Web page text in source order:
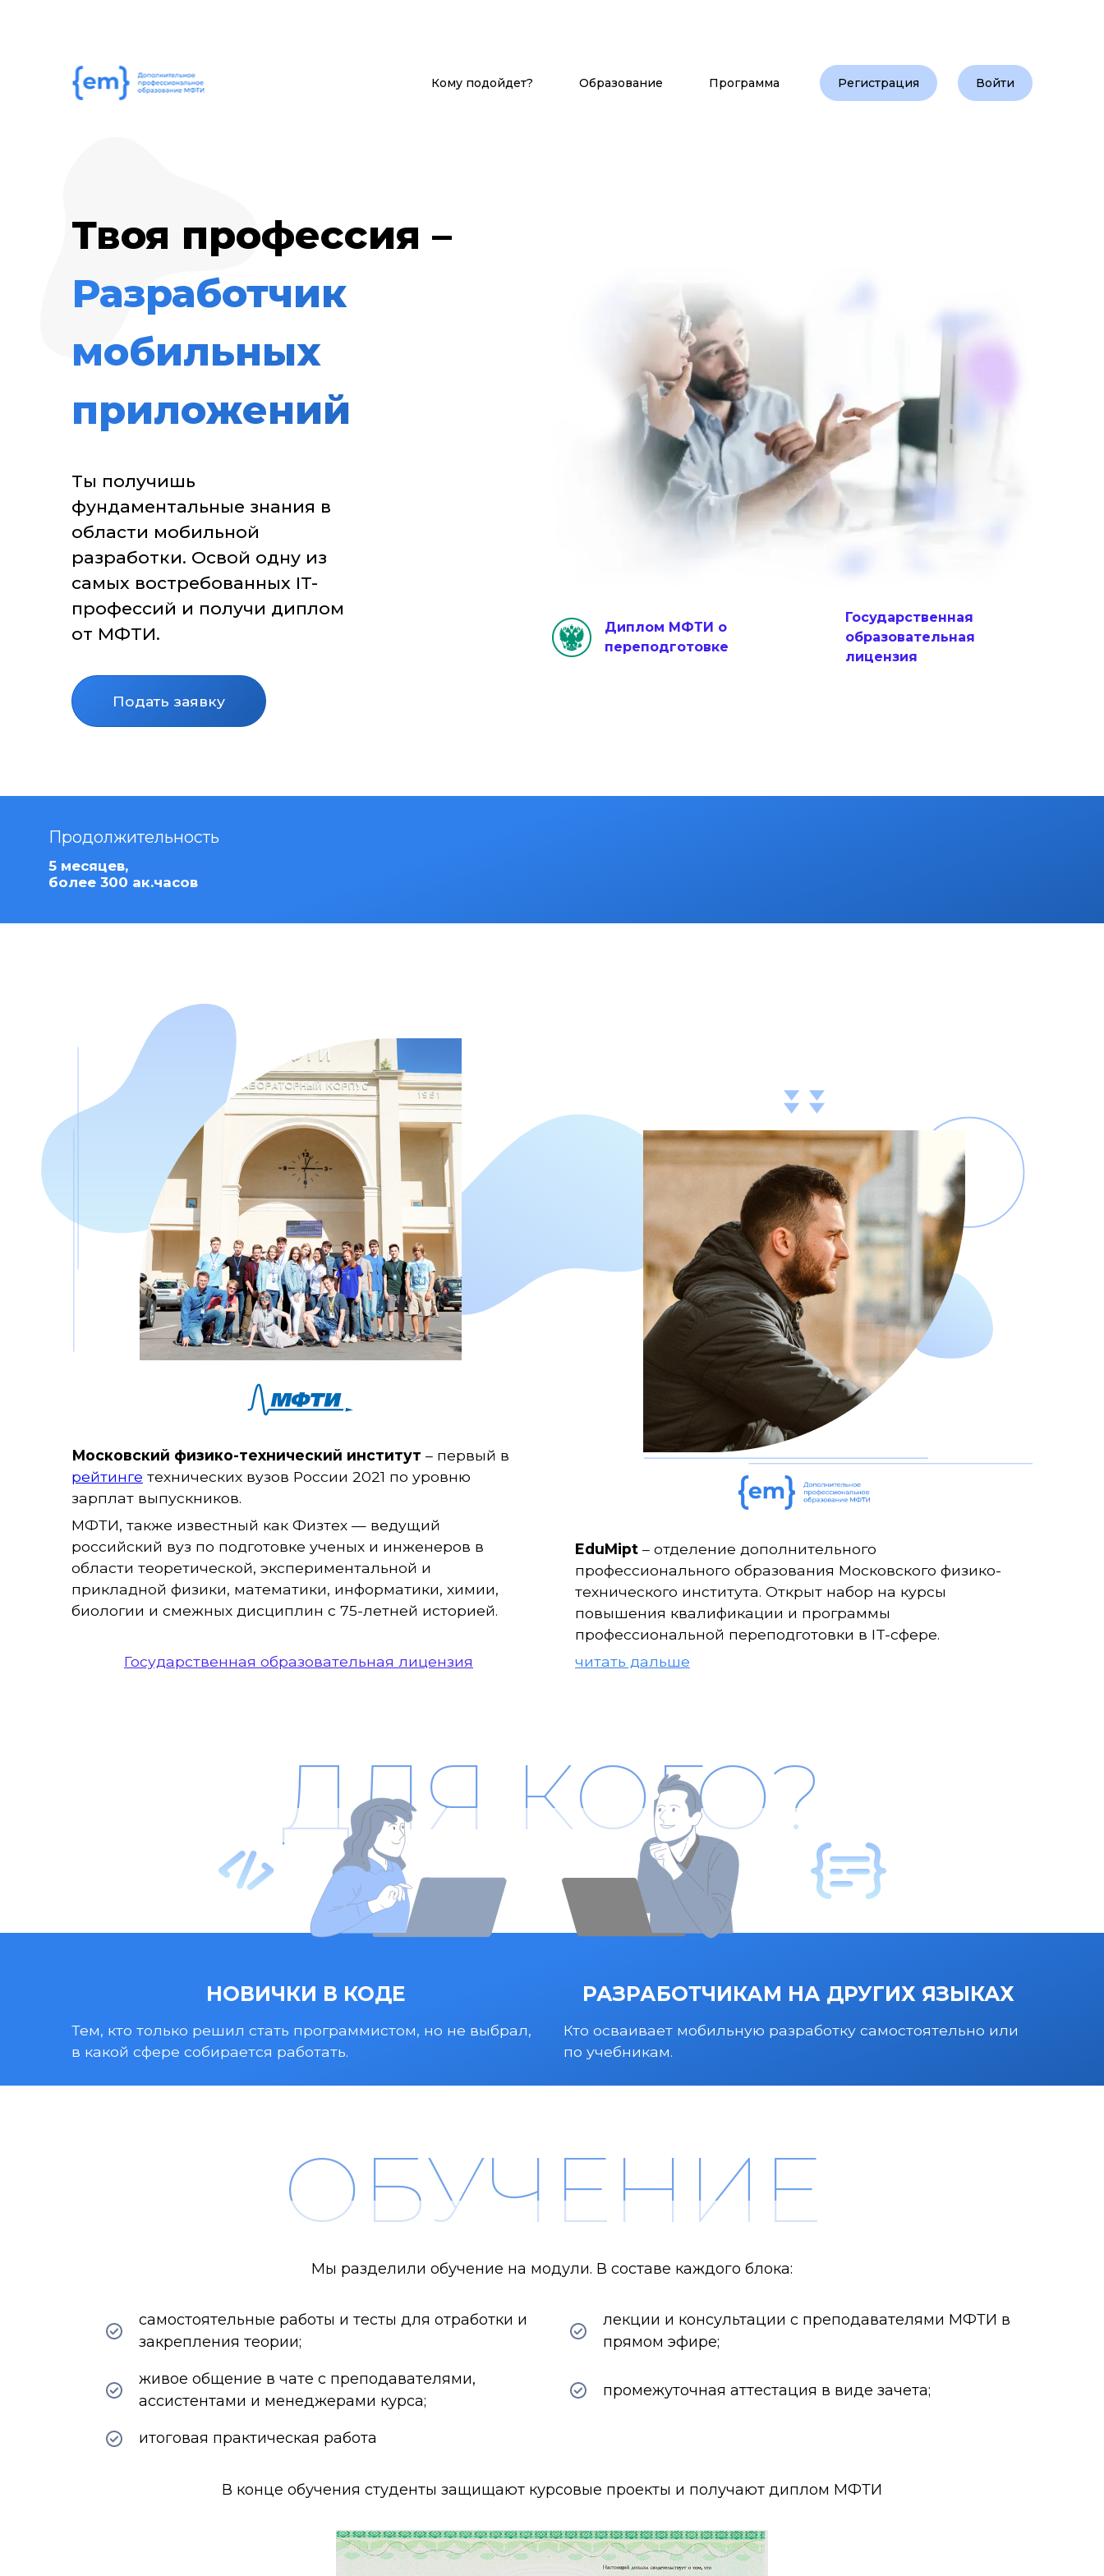
Кому подойдет? Образование Программа Регистрация Войти
Твоя профессия –
Разработчик
мобильных
приложений
Ты получишь
фундаментальные знания в
области мобильной
разработки. Освой одну из
самых востребованных IT-
профессий и получи диплом
от МФТИ.
Подать заявку
Диплом МФТИ о
переподготовке
Государственная
образовательная
лицензия
Продолжительность
5 месяцев,
более 300 ак.часов
Московский физико-технический институт – первый в
рейтинге технических вузов России 2021 по уровню
зарплат выпускников.
МФТИ, также известный как Физтех — ведущий
российский вуз по подготовке ученых и инженеров в
области теоретической, экспериментальной и
прикладной физики, математики, информатики, химии,
биологии и смежных дисциплин с 75-летней историей.
Государственная образовательная лицензия
EduMipt – отделение дополнительного
профессионального образования Московского физико-
технического института. Открыт набор на курсы
повышения квалификации и программы
профессиональной переподготовки в IT-сфере.
читать дальше
ДЛЯ КОГО?
НОВИЧКИ В КОДЕ
Тем, кто только решил стать программистом, но не выбрал,
в какой сфере собирается работать.
РАЗРАБОТЧИКАМ НА ДРУГИХ ЯЗЫКАХ
Кто осваивает мобильную разработку самостоятельно или
по учебникам.
ОБУЧЕНИЕ
Мы разделили обучение на модули. В составе каждого блока:
самостоятельные работы и тесты для отработки и
закрепления теории;
лекции и консультации с преподавателями МФТИ в
прямом эфире;
живое общение в чате с преподавателями,
ассистентами и менеджерами курса;
промежуточная аттестация в виде зачета;
итоговая практическая работа
В конце обучения студенты защищают курсовые проекты и получают диплом МФТИ